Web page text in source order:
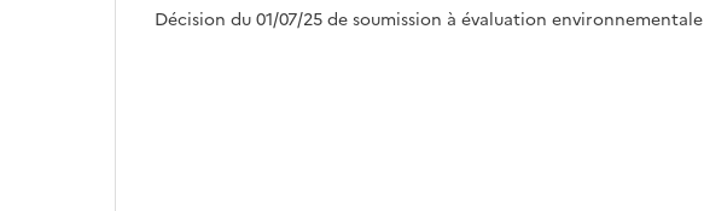
Décision du 01/07/25 de soumission à évaluation environnementale